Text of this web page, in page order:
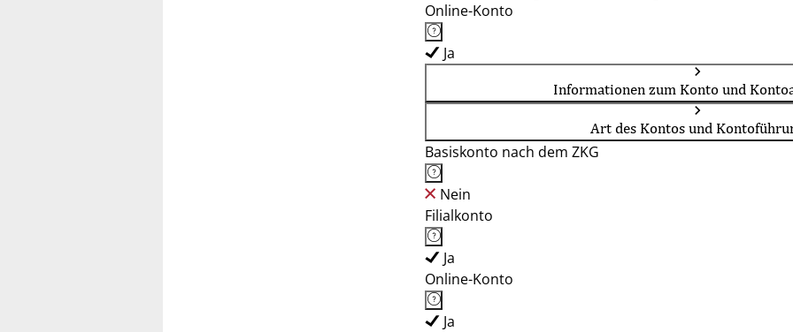
Online-Konto
Ja
Informationen zum Konto und
Art des Kontos und
Basiskonto nach dem ZKG
Nein
Filialkonto
Ja
Online-Konto
Ja